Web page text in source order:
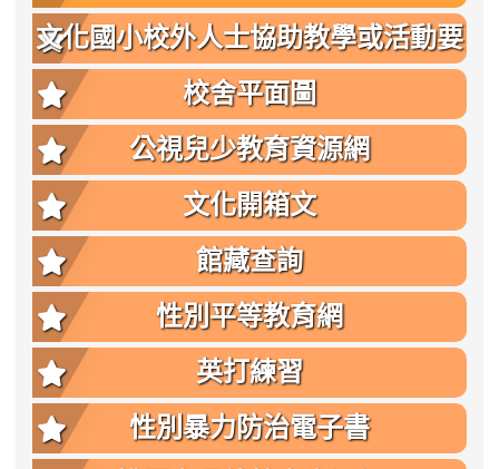
文化國小校外人士協助教學或活動要
點
校舍平面圖
公視兒少教育資源網
文化開箱文
館藏查詢
性別平等教育網
英打練習
性別暴力防治電子書